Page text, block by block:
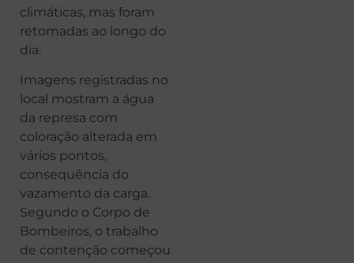
climáticas, mas foram
retomadas ao longo do
dia.
Imagens registradas no
local mostram a água
da represa com
coloração alterada em
vários pontos,
consequência do
vazamento da carga.
Segundo o Corpo de
Bombeiros, o trabalho
de contenção começou